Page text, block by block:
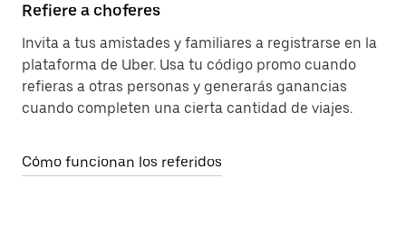
Refiere a choferes
Invita a tus amistades y familiares a registrarse en la
plataforma de Uber. Usa tu código promo cuando
refieras a otras personas y generarás ganancias
cuando completen una cierta cantidad de viajes.
Cómo funcionan los referidos